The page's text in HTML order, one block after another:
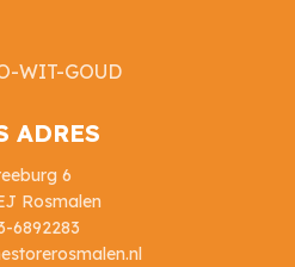
ADRES
6
Rosmalen
6892283